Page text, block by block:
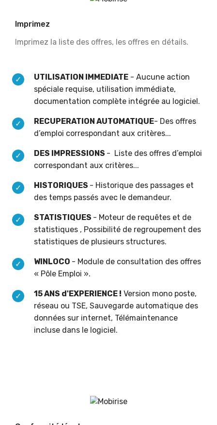
Imprimez
Imprimez la liste des offres, les offres en détails.
UTILISATION IMMEDIATE - Aucune action
spéciale requise, utilisation immédiate,
documentation complète intégrée au logiciel.
RECUPERATION AUTOMATIQUE- Des offres
d’emploi correspondant aux critères...
DES IMPRESSIONS - Liste des offres d’emploi
correspondant aux critères...
HISTORIQUES - Historique des passages et
des temps passés avec le demandeur.
STATISTIQUES - Moteur de requêtes et de
statistiques , Possibilité de regroupement des
statistiques de plusieurs structures.
WINLOCO - Module de consultation des offres
« Pôle Emploi ».
15 ANS d'EXPERIENCE ! Version mono poste,
réseau ou TSE, Sauvegarde automatique des
données sur internet, Télémaintenance
incluse dans le logiciel.